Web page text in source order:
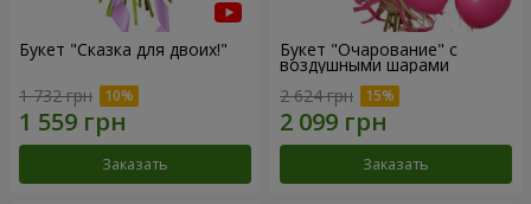
Букет "Сказка для двоих!"
1 732 грн
Заказать
Букет "Очарование" с
воздушными шарами
2 624 грн
Заказать